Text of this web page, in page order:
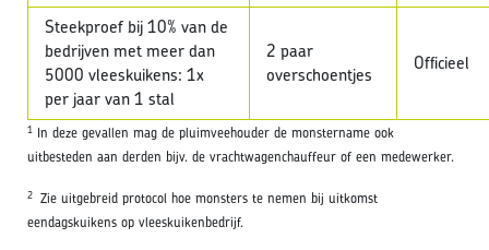
Steekproef bij 10% van de
bedrijven met meer dan
5000 vleeskuikens: 1x
per jaar van 1 stal
2 paar
overschoentjes
Officieel
1 In deze gevallen mag de pluimveehouder de monstername ook
uitbesteden aan derden bijv. de vrachtwagenchauffeur of een medewerker.
2 Zie uitgebreid protocol hoe monsters te nemen bij uitkomst
eendagskuikens op vleeskuikenbedrijf.